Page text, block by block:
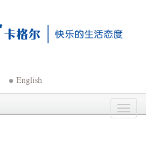
English
Toggle